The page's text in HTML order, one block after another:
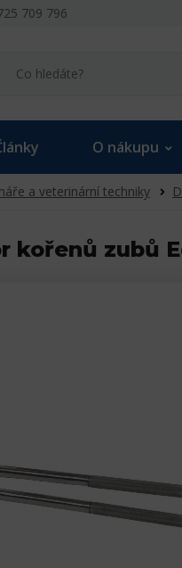
709 796
O nákupu
a veterinární techniky
kořenů zubů